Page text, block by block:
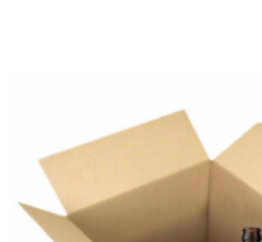
AJOUTER AU PANIER